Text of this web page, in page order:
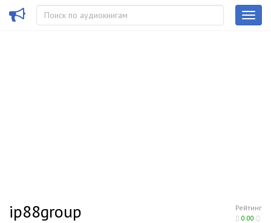
Рейтинг
0.00
ip88group